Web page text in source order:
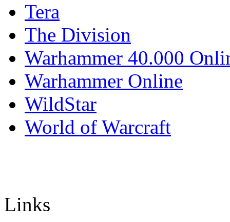
Tera
The Division
Warhammer 40.000
Warhammer Online
WildStar
World of Warcraft
Links